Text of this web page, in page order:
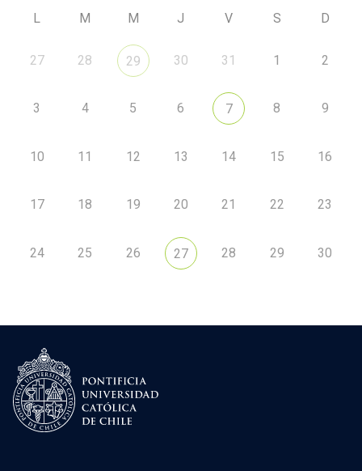
L M M J V S D
27 28 29 30 31 1 2
3 4 5 6 7 8 9
10 11 12 13 14 15 16
17 18 19 20 21 22 23
24 25 26 27 28 29 30